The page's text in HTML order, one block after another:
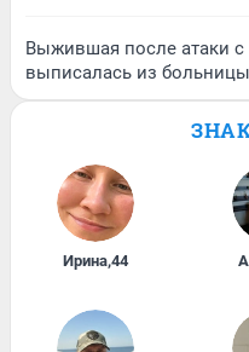
Выжившая после атаки с
выписалась из больницы
Ирина,44